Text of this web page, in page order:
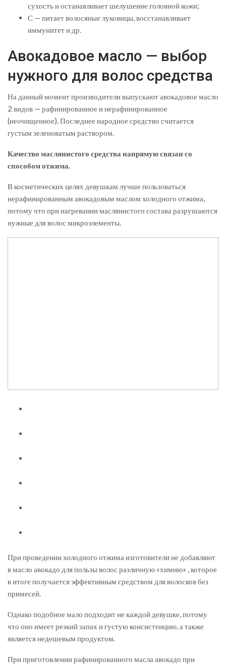
сухость и останавливает шелушение головной кожи;
С — питает волосяные луковицы, восстанавливает
иммунитет и др.
Авокадовое масло — выбор
нужного для волос средства
На данный момент производители выпускают авокадовое масло
2 видов — рафинированное и нерафинированное
(неочищенное). Последнее народное средство считается
густым зеленоватым раствором.
Качество маслянистого средства напрямую связан со
способом отжима.
В косметических целях девушкам лучше пользоваться
нерафинированным авокадовым маслом холодного отжима,
потому что при нагревании маслянистого состава разрушаются
нужные для волос микроэлементы.
При проведении холодного отжима изготовители не добавляют
в масло авокадо для пользы волос различную «химию» , которое
в итоге получается эффективным средством для волосков без
примесей.
Однако подобное мало подходит не каждой девушке, потому
что оно имеет резкий запах и густую консистенцию, а также
является недешевым продуктом.
При приготовлении рафинированного масла авокадо при